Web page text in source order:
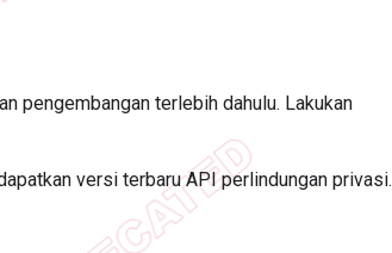
pengembangan terlebih dahulu. Lakukan
versi terbaru API perlindungan privasi.